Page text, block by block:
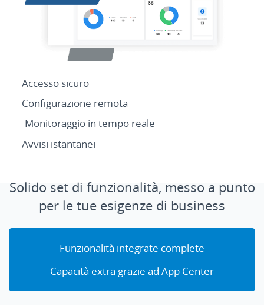
Accesso sicuro
Configurazione remota
Monitoraggio in tempo reale
Avvisi istantanei
Solido set di funzionalità, messo a punto
per le tue esigenze di business
Funzionalità integrate complete
Capacità extra grazie ad App Center